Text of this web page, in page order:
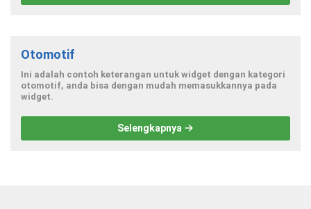
Otomotif
Ini adalah contoh keterangan untuk widget dengan kategori
otomotif, anda bisa dengan mudah memasukkannya pada
widget.
Selengkapnya